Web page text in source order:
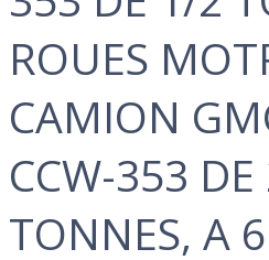
ROUES
CAMION
CCW-353
TONNES, A